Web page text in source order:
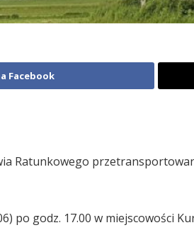
Facebook
Ratunkowego
po godz. 17.00 w miejscowości